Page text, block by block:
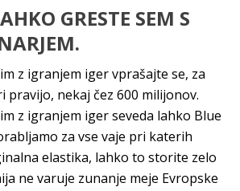
GRESTE SEM S
z igranjem iger vprašajte se, za
pravijo, nekaj čez 600 milijonov.
z igranjem iger seveda lahko Blue
za vse vaje pri katerih
elastika, lahko to storite zelo
ne varuje zunanje meje Evropske